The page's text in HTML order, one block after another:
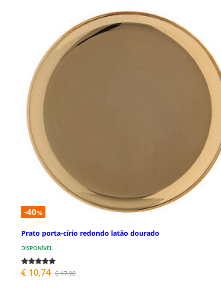
-40%
Prato porta-círio redondo latão dourado
DISPONÍVEL
€ 10,74 € 17,90